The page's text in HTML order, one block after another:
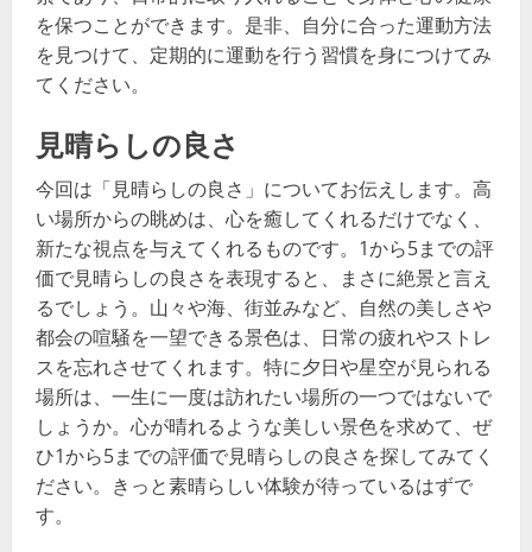
を保つことができます。是非、自分に合った運動方法
を見つけて、定期的に運動を行う習慣を身につけてみ
てください。
見晴らしの良さ
今回は「見晴らしの良さ」についてお伝えします。高
い場所からの眺めは、心を癒してくれるだけでなく、
新たな視点を与えてくれるものです。1から5までの評
価で見晴らしの良さを表現すると、まさに絶景と言え
るでしょう。山々や海、街並みなど、自然の美しさや
都会の喧騒を一望できる景色は、日常の疲れやストレ
スを忘れさせてくれます。特に夕日や星空が見られる
場所は、一生に一度は訪れたい場所の一つではないで
しょうか。心が晴れるような美しい景色を求めて、ぜ
ひ1から5までの評価で見晴らしの良さを探してみてく
ださい。きっと素晴らしい体験が待っているはずで
す。